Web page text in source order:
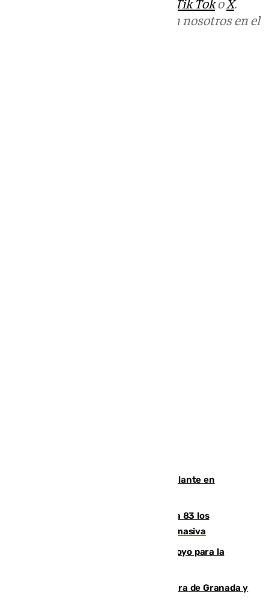
Puedes ponerte en contacto con nosotros en el
Muere un hombre de un infarto al volante en
La crisis migratoria de Ceuta eleva a 83 los
fallecidos en sus aguas tras la entrada masiva
Venezuela agradece a España su apoyo para la
Arde un coche en el Puerto de la Mora de Granada y